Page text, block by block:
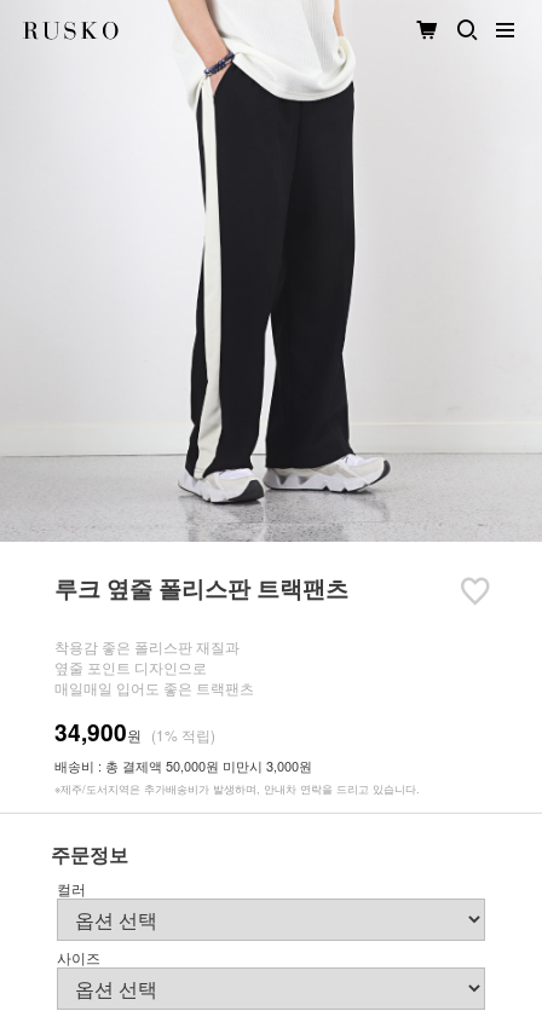
루크 옆줄 폴리스판 트랙팬츠
착용감 좋은 폴리스판 재질과
옆줄 포인트 디자인으로
매일매일 입어도 좋은 트랙팬츠
34,900원 (1% 적립)
배송비 : 총 결제액 50,000원 미만시 3,000원
※제주/도서지역은 추가배송비가 발생하며, 안내차 연락을 드리고 있습니다.
주문정보
컬러
사이즈